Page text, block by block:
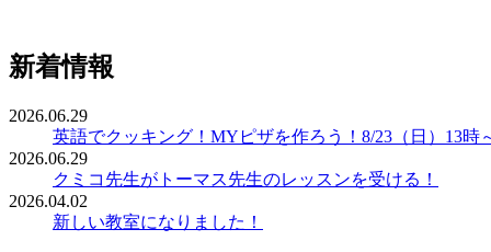
新着情報
2026.06.29
英語でクッキング！MYピザを作ろう！8/23（日）13時
2026.06.29
クミコ先生がトーマス先生のレッスンを受ける！
2026.04.02
新しい教室になりました！